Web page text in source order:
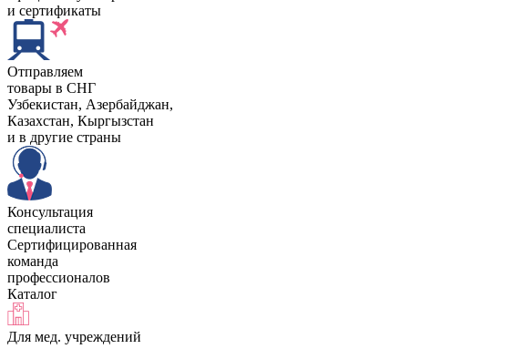
и сертификаты
Отправляем
товары в СНГ
Узбекистан, Aзербайджан,
Казахстан, Кыргызстан
и в другие страны
Консультация
специалиста
Сертифицированная
команда
профессионалов
Каталог
Для мед. учреждений